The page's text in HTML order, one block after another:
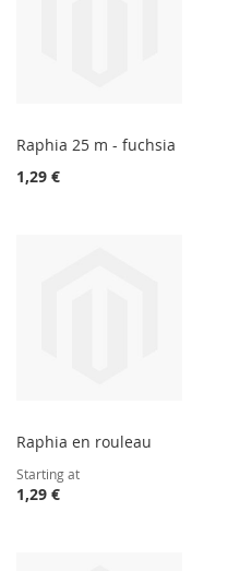
Raphia 25 m - fuchsia
1,29 €
Raphia en rouleau
Starting at
1,29 €